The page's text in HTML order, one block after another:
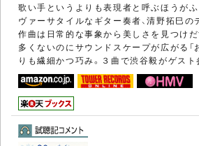
歌い手というよりも表現者と呼ぶほうがふ
ヴァーサタイルなギター奏者、清野拓巳の
作曲は日常的な事象から美しさを見つけ
多くないのにサウンドスケープが広がる「
りも繊細かつ巧み。３曲で渋谷毅がゲスト